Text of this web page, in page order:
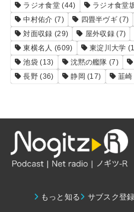
ラジオ食堂(44) ラジオ食堂
中村佑介 (7) 四畳半ヴギ (7)
対面収録 (29) 屋外収録 (7)
東横名人 (609) 東淀川大学
池袋 (13) 沈黙の艦隊 (7)
長野 (36) 静岡 (17) 韮崎
もっと知る サブスク登録